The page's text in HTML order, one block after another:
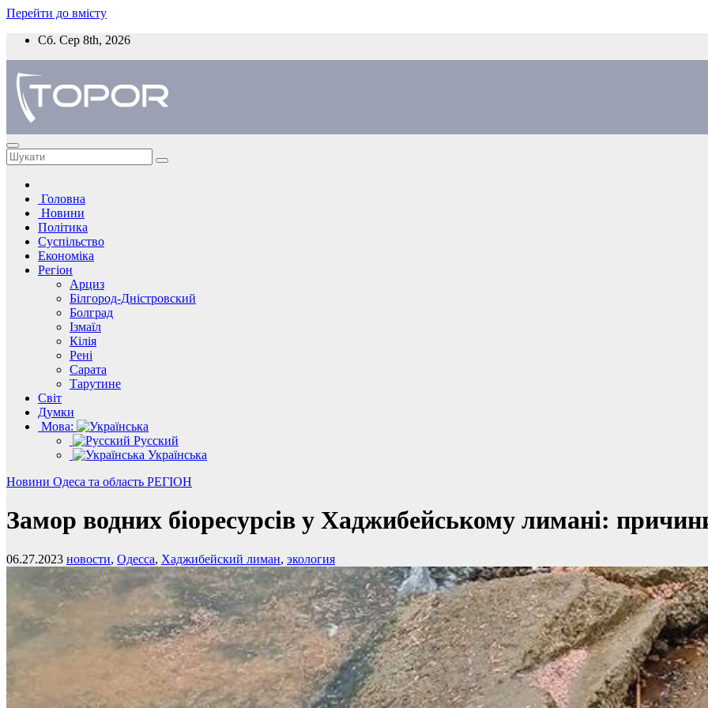
Перейти до вмісту
Сб. Сер 8th, 2026
Головна
Новини
Політика
Суспільство
Економіка
Регіон
Арциз
Білгород-Дністровский
Болград
Ізмаїл
Кілія
Рені
Сарата
Тарутине
Світ
Думки
Мова:
Русский
Українська
Новини Одеса та область РЕГІОН
Замор водних біоресурсів у Хаджибейському лимані:
06.27.2023 новости, Одесса, Хаджибейский лиман, экология